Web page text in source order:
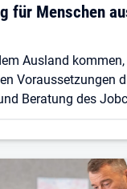
für Menschen
Ausland
Voraussetzungen
Beratung des